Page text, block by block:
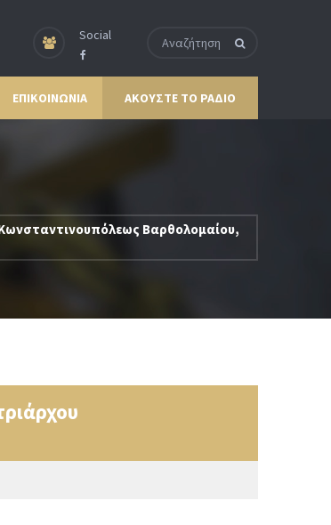
Social
ΕΠΙΚΟΙΝΩΝΙΑ ΑΚΟΥΣΤΕ ΤΟ ΡΑΔΙΟ
Κωνσταντινουπόλεως Βαρθολομαίου,